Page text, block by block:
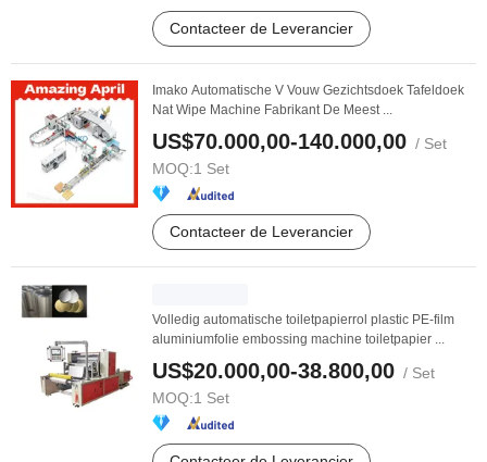
Contacteer de Leverancier
Imako Automatische V Vouw Gezichtsdoek Tafeldoek
Nat Wipe Machine Fabrikant De Meest ...
US$70.000,00-140.000,00 / Set
MOQ:1 Set
Contacteer de Leverancier
Volledig automatische toiletpapierrol plastic PE-film
aluminiumfolie embossing machine toiletpapier ...
US$20.000,00-38.800,00 / Set
MOQ:1 Set